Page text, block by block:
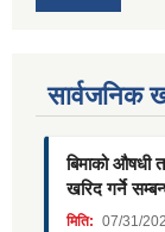
सार्वजनिक
बिमाको औषधी
खरिद गर्ने
मिति: 07/31/